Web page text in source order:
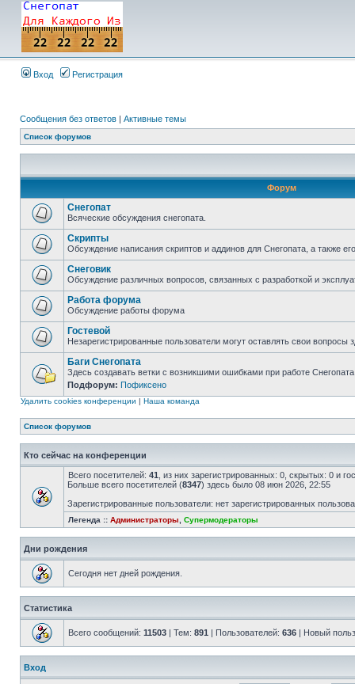
Вход Регистрация
Сообщения без ответов | Активные темы
Список форумов
Форум
Снегопат
Всяческие обсуждения снегопата.
Скрипты
Обсуждение написания скриптов и аддинов для Снегопата, а также
Снеговик
Обсуждение различных вопросов, связанных с разработкой и
Работа форума
Обсуждение работы форума
Гостевой
Незарегистрированные пользователи могут оставлять свои вопросы
Баги Снегопата
Здесь создавать ветки с возникшими ошибками при работе
Подфорум: Пофиксено
Удалить cookies конференции | Наша команда
Список форумов
Кто сейчас на конференции
Всего посетителей: 41 , из них зарегистрированных: 0, скрытых: 0 и
Больше всего посетителей (8347) здесь было 08 июн 2026, 22:55
Зарегистрированные пользователи: нет зарегистрированных
Легенда :: Администраторы Супермодераторы
Дни рождения
Сегодня нет дней рождения.
Статистика
Всего сообщений: 11503 | Тем: 891 | Пользователей: 636 | Новый
Вход